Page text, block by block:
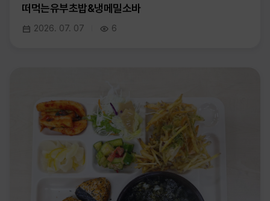
떠먹는유부초밥&냉메밀소바
2026. 07. 07 6